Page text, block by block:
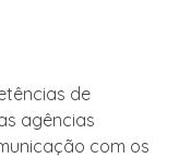
de
agências
com os